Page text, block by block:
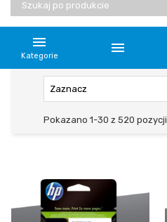
Szukaj po produkcie

Kategorie 
Zaznacz
Pokazano 1-30 z 520 pozycji